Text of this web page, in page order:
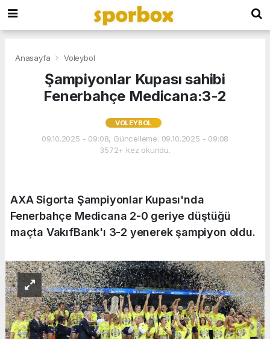
Anasayfa Voleybol
Şampiyonlar Kupası sahibi
Fenerbahçe Medicana:3-2
VOLEYBOL
09.10.2025 - 09:08, Güncelleme: 09.10.2025 - 09:08
3572+ kez okundu.
AXA Sigorta Şampiyonlar Kupası'nda
Fenerbahçe Medicana 2-0 geriye düştüğü
maçta VakıfBank'ı 3-2 yenerek şampiyon oldu.